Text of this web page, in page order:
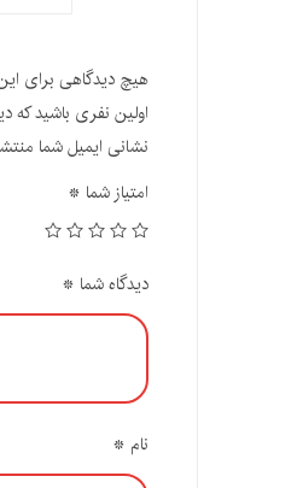
هیچ دیدگاهی برای
اولین نفری باشید که
نشانی ایمیل شما
امتیاز شما *
دیدگاه شما *
نام *